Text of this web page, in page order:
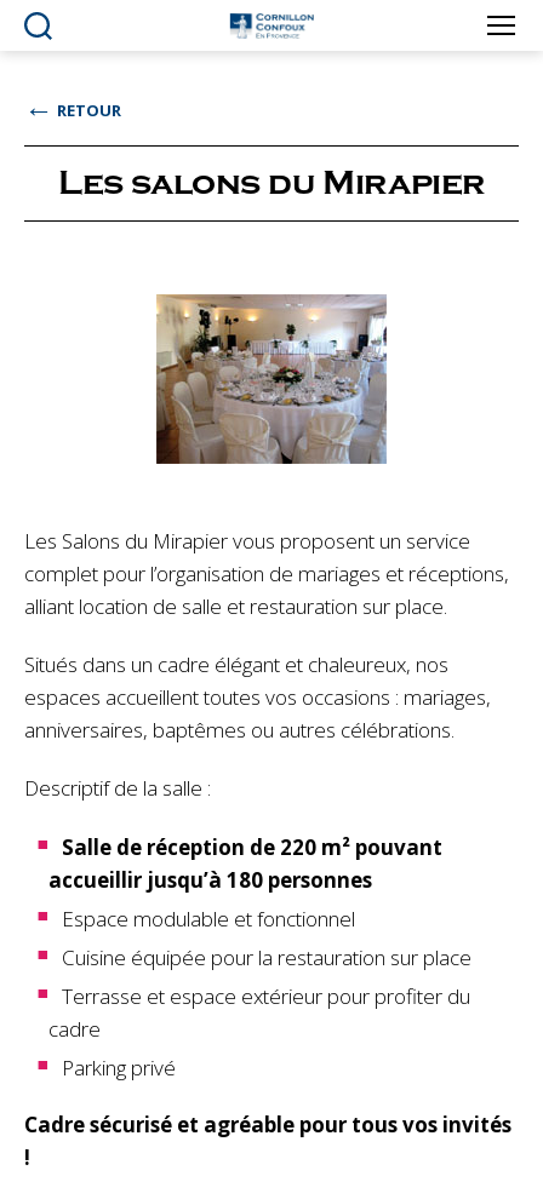
Ville
en
Provence
← RETOUR
Les salons du Mirapier
Les Salons du Mirapier vous proposent un service
complet pour l’organisation de mariages et réceptions,
alliant location de salle et restauration sur place.
Situés dans un cadre élégant et chaleureux, nos
espaces accueillent toutes vos occasions : mariages,
anniversaires, baptêmes ou autres célébrations.
Descriptif de la salle :
Salle de réception de 220 m² pouvant
accueillir jusqu’à 180 personnes
Espace modulable et fonctionnel
Cuisine équipée pour la restauration sur place
Terrasse et espace extérieur pour profiter du
cadre
Parking privé
Cadre sécurisé et agréable pour tous vos invités
!